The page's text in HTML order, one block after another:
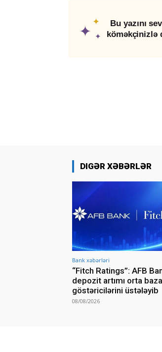
✦
✦
✦
Bu yazını
köməkçinizlə
DIGƏR XƏBƏRLƏR
Bank xəbərləri
“Fitch Ratings”: AFB
depozit artımı orta
göstəricilərini üstələyib
08/08/2026